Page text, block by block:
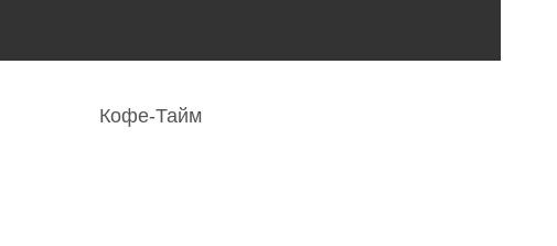
Кофе-Тайм